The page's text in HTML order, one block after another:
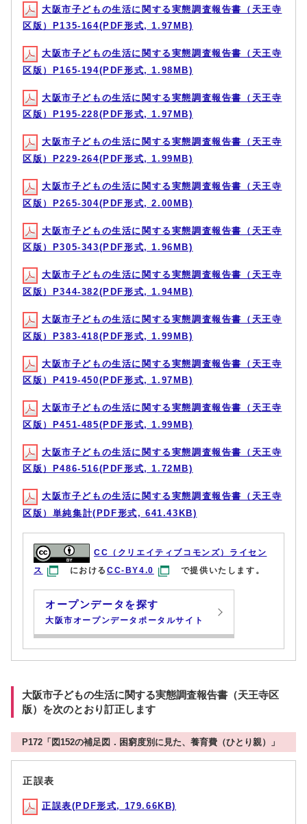
大阪市子どもの生活に関する実態調査報告書（天王寺
区版）P135-164(PDF形式, 1.97MB)
大阪市子どもの生活に関する実態調査報告書（天王寺
区版）P165-194(PDF形式, 1.98MB)
大阪市子どもの生活に関する実態調査報告書（天王寺
区版）P195-228(PDF形式, 1.97MB)
大阪市子どもの生活に関する実態調査報告書（天王寺
区版）P229-264(PDF形式, 1.99MB)
大阪市子どもの生活に関する実態調査報告書（天王寺
区版）P265-304(PDF形式, 2.00MB)
大阪市子どもの生活に関する実態調査報告書（天王寺
区版）P305-343(PDF形式, 1.96MB)
大阪市子どもの生活に関する実態調査報告書（天王寺
区版）P344-382(PDF形式, 1.94MB)
大阪市子どもの生活に関する実態調査報告書（天王寺
区版）P383-418(PDF形式, 1.99MB)
大阪市子どもの生活に関する実態調査報告書（天王寺
区版）P419-450(PDF形式, 1.97MB)
大阪市子どもの生活に関する実態調査報告書（天王寺
区版）P451-485(PDF形式, 1.99MB)
大阪市子どもの生活に関する実態調査報告書（天王寺
区版）P486-516(PDF形式, 1.72MB)
大阪市子どもの生活に関する実態調査報告書（天王寺
区版）単純集計(PDF形式, 641.43KB)
CC（クリエイティブコモンズ）ライセン
ス
におけるCC-BY4.0 で提供いたします。
オープンデータを探す
大阪市オープンデータポータルサイト
大阪市子どもの生活に関する実態調査報告書（天王寺区
版）を次のとおり訂正します
P172「図152の補足図．困窮度別に見た、養育費（ひとり親）」
正誤表
正誤表(PDF形式, 179.66KB)